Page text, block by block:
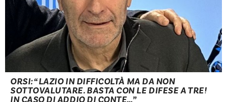
ORSI: “LAZIO IN DIFFICOLTÀ MA DA NON
SOTTOVALUTARE. BASTA CON LE DIFESE A TRE!